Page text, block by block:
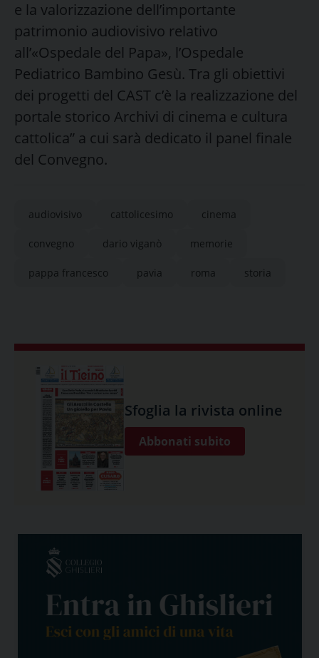
e la valorizzazione dell’importante
patrimonio audiovisivo relativo
all’«Ospedale del Papa», l’Ospedale
Pediatrico Bambino Gesù. Tra gli obiettivi
dei progetti del CAST c’è la realizzazione del
portale storico Archivi di cinema e cultura
cattolica” a cui sarà dedicato il panel finale
del Convegno.
audiovisivo cattolicesimo cinema
convegno dario viganò memorie
pappa francesco pavia roma storia
Sfoglia la rivista online
Abbonati subito